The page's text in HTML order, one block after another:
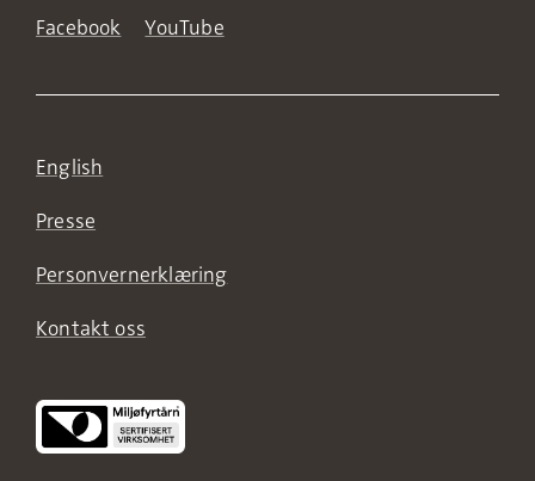
Facebook YouTube
English
Presse
Personvernerklæring
Kontakt oss